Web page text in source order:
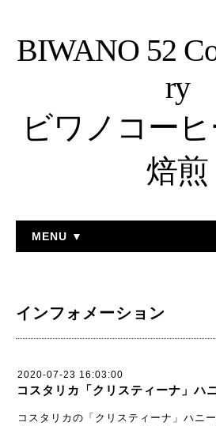
BIWANO 52
ry
ビワノコー
焙煎
MENU ▼
インフォメーション
2020-07-23 16:03:00
コスタリカ「クリスティーナ」ハ
コスタリカの「クリスティーナ」ハニ